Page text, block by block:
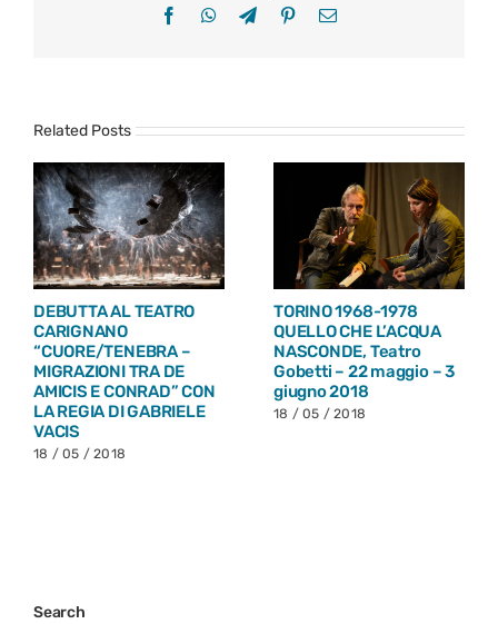
FacebookWhatsApp
TelegramPinterestEmail
Related Posts
DEBUTTA AL TEATRO
CARIGNANO
“CUORE/TENEBRA –
MIGRAZIONI TRA DE
AMICIS E CONRAD” CON
LA REGIA DI GABRIELE
VACIS
18 / 05 / 2018
TORINO 1968-1978
QUELLO CHE L’ACQUA
NASCONDE, Teatro
Gobetti – 22 maggio – 3
giugno 2018
18 / 05 / 2018
Search